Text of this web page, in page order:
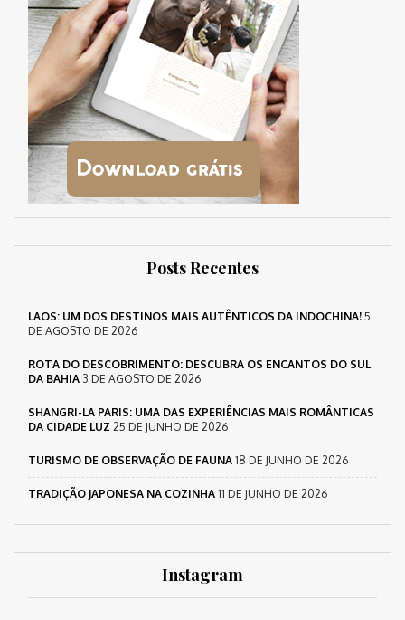
Posts Recentes
LAOS: UM DOS DESTINOS MAIS AUTÊNTICOS DA INDOCHINA! 5
DE AGOSTO DE 2026
ROTA DO DESCOBRIMENTO: DESCUBRA OS ENCANTOS DO SUL
DA BAHIA 3 DE AGOSTO DE 2026
SHANGRI-LA PARIS: UMA DAS EXPERIÊNCIAS MAIS ROMÂNTICAS
DA CIDADE LUZ 25 DE JUNHO DE 2026
TURISMO DE OBSERVAÇÃO DE FAUNA 18 DE JUNHO DE 2026
TRADIÇÃO JAPONESA NA COZINHA 11 DE JUNHO DE 2026
Instagram